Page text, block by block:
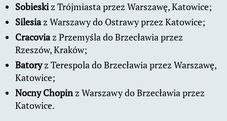
Sobieskiz Trójmiasta przez Warszawę, Katowice;
Silesiaz Warszawy do Ostrawy przez Katowice;
Cracoviaz Przemyśla do Brzecławia przez
Rzeszów, Kraków;
Batoryz Terespola do Brzecławia przez Warszawę,
Katowice;
Nocny Chopinz Warszawy do Brzecławia przez
Katowice.